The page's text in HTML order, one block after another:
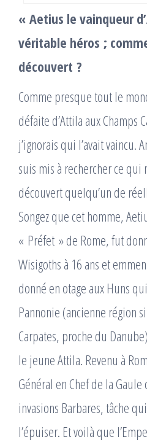
« Aetius le vainqueur
véritable héros ;
découvert ?
Comme presque tout le
défaite d’Attila aux Champs
j’ignorais qui l’avait vaincu.
suis mis à rechercher ce qui
découvert quelqu’un de
Songez que cet homme,
« Préfet » de Rome, fut
Wisigoths à 16 ans et
donné en otage aux Huns
Pannonie (ancienne région
Carpates, proche du
le jeune Attila. Revenu à
Général en Chef de la Gaule
invasions Barbares, tâche
l’épuiser. Et voilà que